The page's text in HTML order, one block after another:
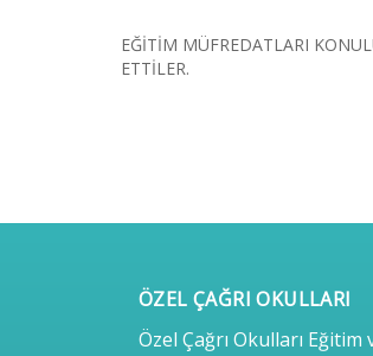
EĞİTİM MÜFREDATLARI
ETTİLER.
ÖZEL ÇAĞRI OKULLARI
Özel Çağrı Okulları